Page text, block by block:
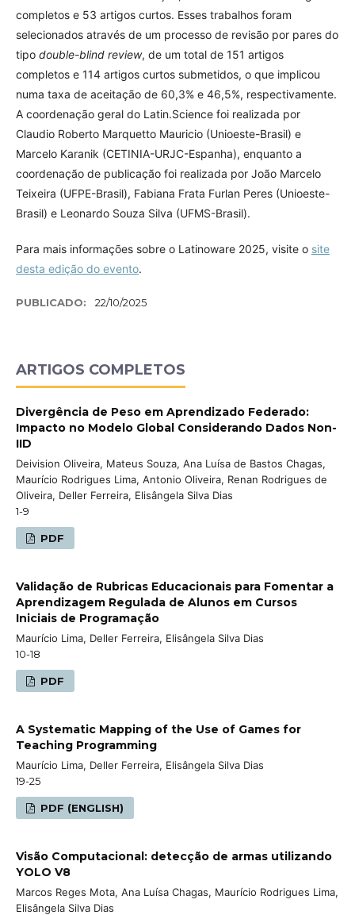
completos e 53 artigos curtos. Esses trabalhos foram
selecionados através de um processo de revisão por pares do
tipo double-blind review, de um total de 151 artigos
completos e 114 artigos curtos submetidos, o que implicou
numa taxa de aceitação de 60,3% e 46,5%, respectivamente.
A coordenação geral do Latin.Science foi realizada por
Claudio Roberto Marquetto Mauricio (Unioeste-Brasil) e
Marcelo Karanik (CETINIA-URJC-Espanha), enquanto a
coordenação de publicação foi realizada por João Marcelo
Teixeira (UFPE-Brasil), Fabiana Frata Furlan Peres (Unioeste-
Brasil) e Leonardo Souza Silva (UFMS-Brasil).
Para mais informações sobre o Latinoware 2025, visite o site
desta edição do evento.
PUBLICADO: 22/10/2025
ARTIGOS COMPLETOS
Divergência de Peso em Aprendizado Federado:
Impacto no Modelo Global Considerando Dados Non-
IID
Deivision Oliveira, Mateus Souza, Ana Luísa de Bastos Chagas,
Maurício Rodrigues Lima, Antonio Oliveira, Renan Rodrigues de
Oliveira, Deller Ferreira, Elisângela Silva Dias
1-9
PDF
Validação de Rubricas Educacionais para Fomentar a
Aprendizagem Regulada de Alunos em Cursos
Iniciais de Programação
Maurício Lima, Deller Ferreira, Elisângela Silva Dias
10-18
PDF
A Systematic Mapping of the Use of Games for
Teaching Programming
Maurício Lima, Deller Ferreira, Elisângela Silva Dias
19-25
PDF (ENGLISH)
Visão Computacional: detecção de armas utilizando
YOLO V8
Marcos Reges Mota, Ana Luísa Chagas, Maurício Rodrigues Lima,
Elisângela Silva Dias